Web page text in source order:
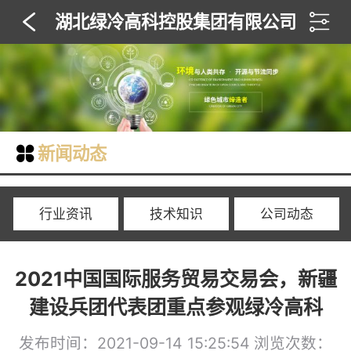
湖北绿冷高科控股集团有限公司
新闻动态
行业资讯 技术知识 公司动态
2021中国国际服务贸易交易会，新疆
建设兵团代表团重点参观绿冷高科
发布时间：2021-09-14 15:25:54 浏览次数：